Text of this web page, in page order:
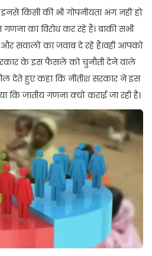
किसी की भी गोपनीयता भंग नहीं हो
का विरोध कर रहे हैं। बाकी सभी
सवालों का जवाब दे रहे हैं।वही आपको
के इस फैसले को चुनौती देने वाले
देते हुए कहा कि नीतीश सरकार ने इस
कि जातीय गणना क्यों कराई जा रही है।